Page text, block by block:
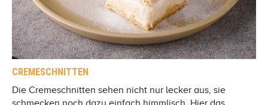
CREMESCHNITTEN
Die Cremeschnitten sehen nicht nur lecker aus, sie